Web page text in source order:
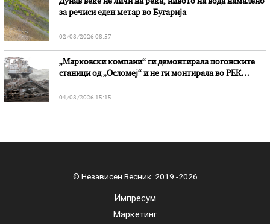
Дунав веќе не личи на река, нивото на вода намалено
за речиси еден метар во Бугарија
02/08/2026 08:57
„Марковски компани“ ги демонтирала погонските
станици од „Осломеј“ и не ги монтирала во РЕК
04/08/2026 15:15
© Независен Весник 2019 -2026
Импресум
Маркетинг